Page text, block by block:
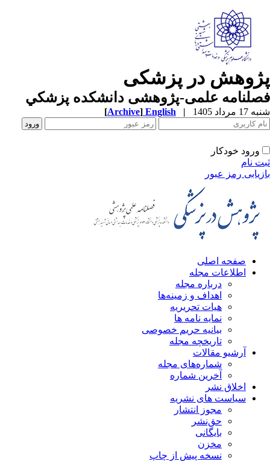
در پزشکی
علمی-پژوهشی دانشکده پزشکي
مرداد 1405 |
English
[Archive]
ورود خودکار
نام
رمز عبور
صفحه اصلی
اطلاعات مجله
درباره مجله
اهداف و زمینه‌ها
هیات تحریریه
نمایه نامه ها
بیانیه حریم خصوصی
تاریخچه مجله
آرشیو مقالات
شماره‌های مجله
آخرین شماره
اخلاق نشر
سیاست های نشریه
مجوز انتشار
حق‌نشر
بایگانی
مخزن
نسخه پیش از چاپ